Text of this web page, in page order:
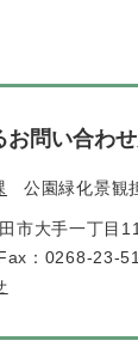
お問い合わ
公園緑化景観
市大手一丁目
：0268-23-